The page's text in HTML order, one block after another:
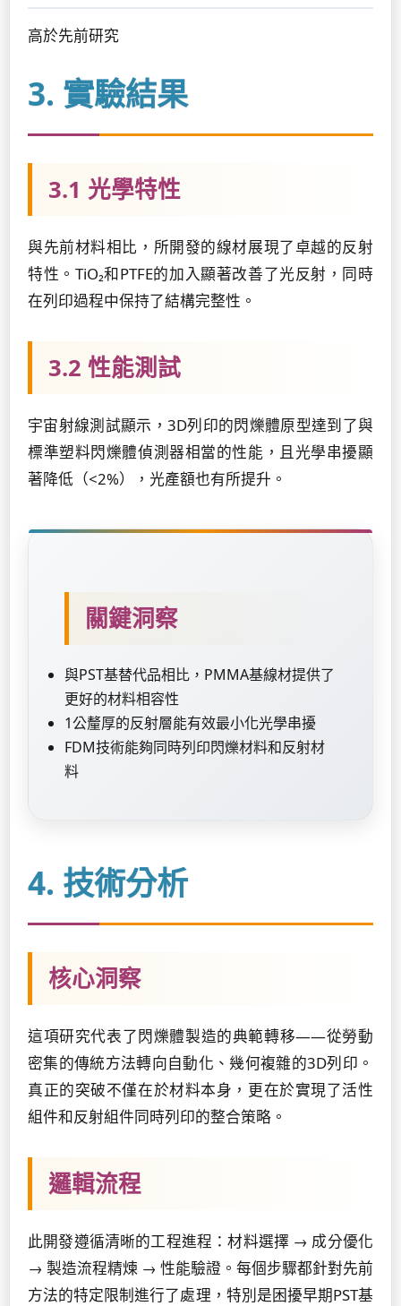
高於先前研究
3. 實驗結果
3.1 光學特性
與先前材料相比，所開發的線材展現了卓越的反射
特性。TiO₂和PTFE的加入顯著改善了光反射，同時
在列印過程中保持了結構完整性。
3.2 性能測試
宇宙射線測試顯示，3D列印的閃爍體原型達到了與
標準塑料閃爍體偵測器相當的性能，且光學串擾顯
著降低（<2%），光產額也有所提升。
關鍵洞察
與PST基替代品相比，PMMA基線材提供了
更好的材料相容性
1公釐厚的反射層能有效最小化光學串擾
FDM技術能夠同時列印閃爍材料和反射材
料
4. 技術分析
核心洞察
這項研究代表了閃爍體製造的典範轉移——從勞動
密集的傳統方法轉向自動化、幾何複雜的3D列印。
真正的突破不僅在於材料本身，更在於實現了活性
組件和反射組件同時列印的整合策略。
邏輯流程
此開發遵循清晰的工程進程：材料選擇 → 成分優化
→ 製造流程精煉 → 性能驗證。每個步驟都針對先前
方法的特定限制進行了處理，特別是困擾早期PST基